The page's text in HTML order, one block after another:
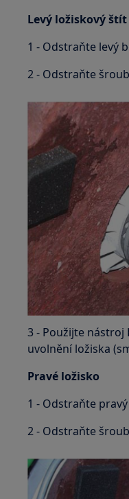
Levý ložiskový štít
1 - Odstraňte levý
2 - Odstraňte
3 - Použijte nástroj
uvolnění ložiska
Pravé ložisko
1 - Odstraňte
2 - Odstraňte